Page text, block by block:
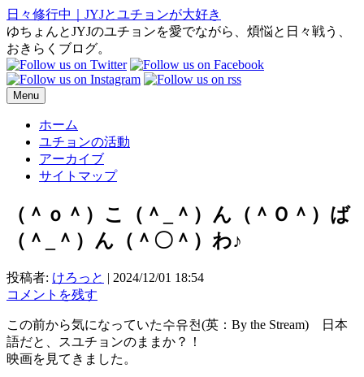
日々修行中｜JYJとユチョンが大好き
ゆちょんとJYJのユチョンを愛でながら、煩悩と日々戦う、
おきらくブログ。
Menu
ホーム
ユチョンの活動
アーカイブ
サイトマップ
（＾ｏ＾）こ（＾_＾）ん（＾Ｏ＾）ば
（＾_＾）ん（＾〇＾）わ♪
投稿者: けろっと | 2024/12/01 18:54
コメントを残す
この前から気になっていた수유천(英：By the Stream) 日本
語だと、スユチョンのままか？！
映画を見てきました。